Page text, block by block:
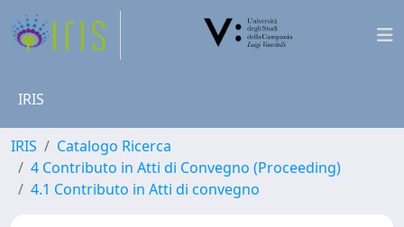
IRIS
IRIS
Catalogo Ricerca
4 Contributo in Atti di Convegno (Proceeding)
4.1 Contributo in Atti di convegno